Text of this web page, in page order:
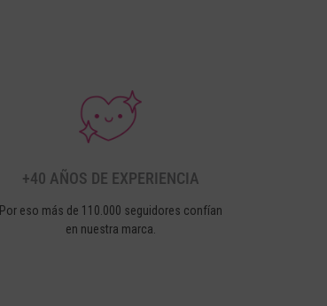
+40 AÑOS DE EXPERIENCIA
Por eso más de 110.000 seguidores confían
en nuestra marca.